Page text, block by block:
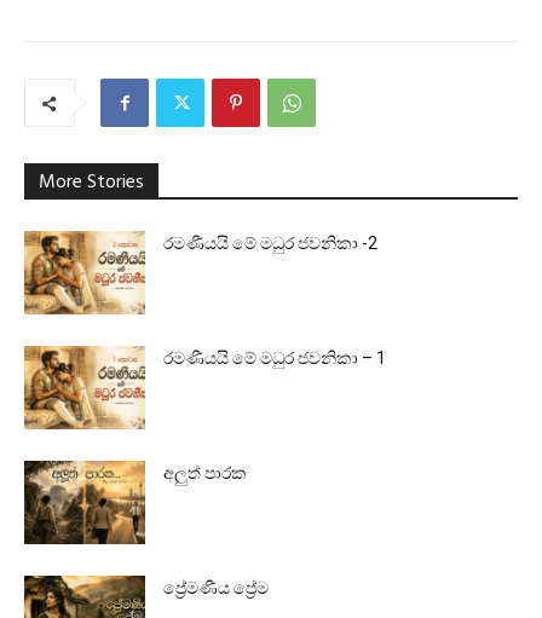
More Stories
රමණීයයි මේ මධුර ජවනිකා -2
රමණීයයි මේ මධුර ජවනිකා – 1
අලුත් පාරක
ප්‍රේමණීය ප්‍රේම